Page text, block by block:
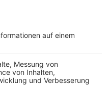
vergeben werden
Nordbrücke belastet
Erft-Kreis. Beim
Fortschritt, der